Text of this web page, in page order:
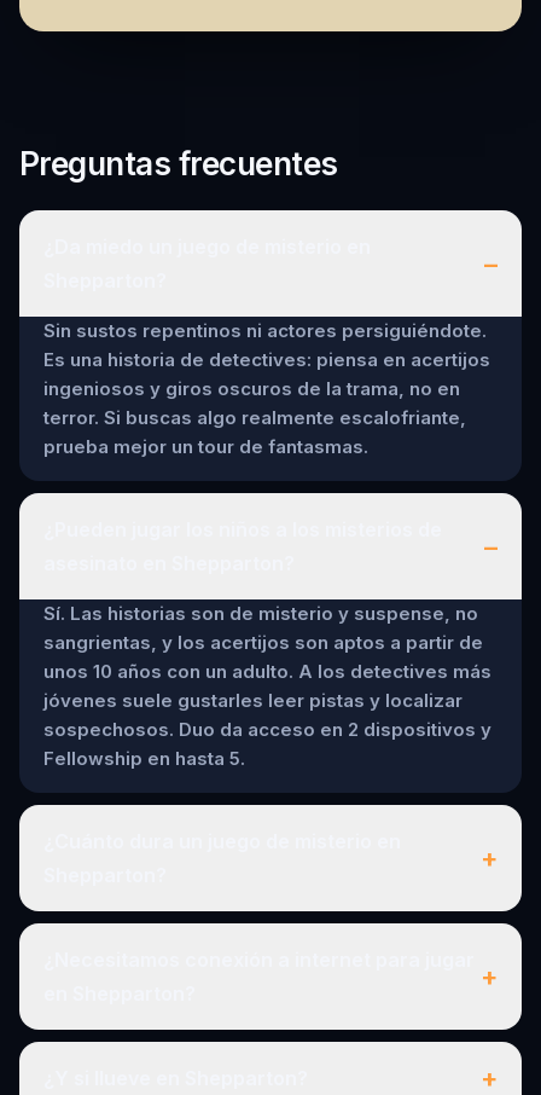
Preguntas frecuentes
–
Sin sustos repentinos ni actores persiguiéndote.
Es una historia de detectives: piensa en acertijos
ingeniosos y giros oscuros de la trama, no en
terror. Si buscas algo realmente escalofriante,
prueba mejor un tour de fantasmas.
–
Sí. Las historias son de misterio y suspense, no
sangrientas, y los acertijos son aptos a partir de
unos 10 años con un adulto. A los detectives más
jóvenes suele gustarles leer pistas y localizar
sospechosos. Duo da acceso en 2 dispositivos y
Fellowship en hasta 5.
+
+
+